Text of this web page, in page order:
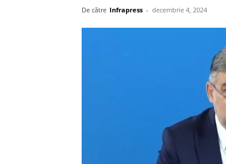
De către Infrapress - decembrie 4, 2024